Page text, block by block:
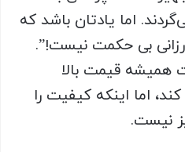
اما یادتان باشد که
بی حکمت نیست!”.
همیشه قیمت بالا
اما اینکه کیفیت را
نیست.